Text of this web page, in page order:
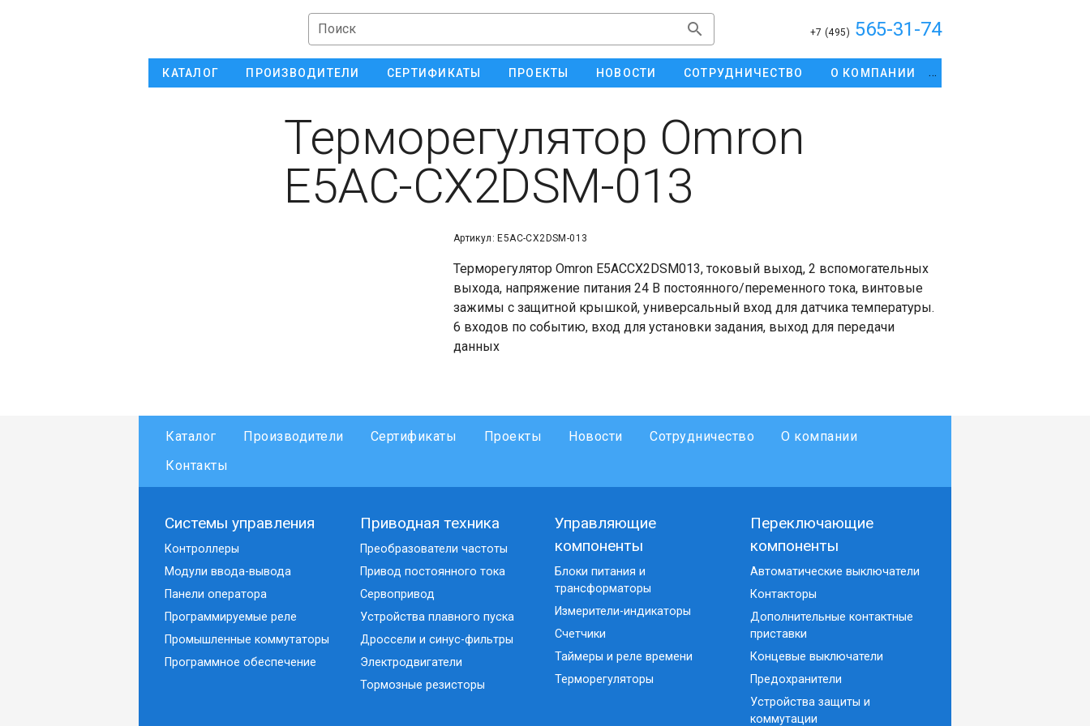
Поиск +7 (495) 565-31-74
КАТАЛОГ ПРОИЗВОДИТЕЛИ СЕРТИФИКАТЫ ПРОЕКТЫ НОВОСТИ СОТРУДНИЧЕСТВО О КОМПАНИИ
Терморегулятор Omron
E5AC-CX2DSM-013
Артикул: E5AC-CX2DSM-013
Терморегулятор Omron E5ACCX2DSM013, токовый выход, 2 вспомогательных
выхода, напряжение питания 24 В постоянного/переменного тока, винтовые
зажимы с защитной крышкой, универсальный вход для датчика температуры.
6 входов по событию, вход для установки задания, выход для передачи
данных
Каталог Производители Сертификаты Проекты Новости Сотрудничество
О компании
Контакты
Системы управления
Контроллеры
Модули ввода-вывода
Панели оператора
Программируемые реле
Промышленные коммутаторы
Программное обеспечение
Приводная техника
Преобразователи частоты
Привод постоянного тока
Сервопривод
Устройства плавного пуска
Дроссели и синус-фильтры
Электродвигатели
Тормозные резисторы
Управляющие
компоненты
Блоки питания и
трансформаторы
Измерители-индикаторы
Счетчики
Таймеры и реле времени
Терморегуляторы
Переключающие
компоненты
Автоматические выключатели
Контакторы
Дополнительные контактные
приставки
Концевые выключатели
Предохранители
Устройства защиты и
коммутации